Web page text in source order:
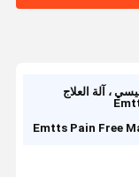
، آلة العلاج
Emtts Pain Free